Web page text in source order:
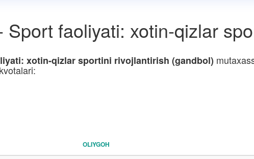
Sport faoliyati: xotin-qizlar
xotin-qizlar sportini rivojlantirish (gandbol)
OLIYGOH